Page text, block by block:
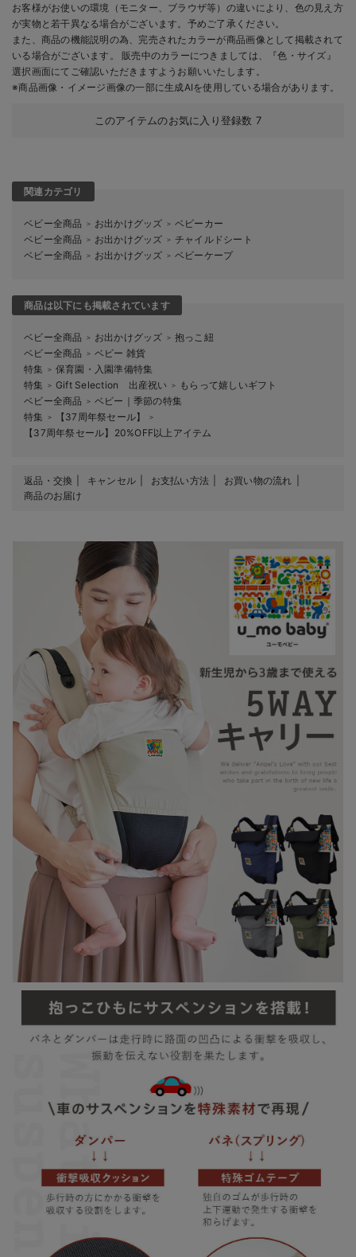
お客様がお使いの環境（モニター、ブラウザ等）の違いにより、色の見え方
が実物と若干異なる場合がございます。予めご了承ください。
また、商品の機能説明の為、完売されたカラーが商品画像として掲載されて
いる場合がございます。 販売中のカラーにつきましては、『色・サイズ』
選択画面にてご確認いただきますようお願いいたします。
※商品画像・イメージ画像の一部に生成AIを使用している場合があります。
このアイテムのお気に入り登録数 7
関連カテゴリ
ベビー全商品 ＞ お出かけグッズ ＞ ベビーカー
ベビー全商品
＞ お出かけグッズ ＞ チャイルドシート
ベビー全商品
＞ お出かけグッズ ＞ ベビーケープ
商品は以下にも掲載されています
ベビー全商品 ＞ お出かけグッズ ＞ 抱っこ紐
ベビー全商品
＞ ベビー 雑貨
特集
＞ 保育園・入園準備特集
特集
＞ Gift Selection 出産祝い ＞
もらって嬉しいギフト
ベビー全商品
＞ ベビー｜季節の特集
特集
＞ 【37周年祭セール】 ＞
【37周年祭セール】20%OFF以上アイテム
返品・交換 キャンセル お支払い方法
お買い物の流れ
商品のお届け